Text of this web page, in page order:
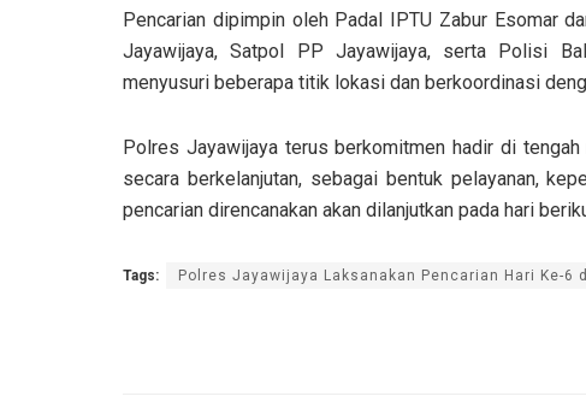
Pencarian dipimpin oleh Padal IPTU Zabur Esomar
Jayawijaya, Satpol PP Jayawijaya, serta Polisi
menyusuri beberapa titik lokasi dan berkoordinasi
Polres Jayawijaya terus berkomitmen hadir di
secara berkelanjutan, sebagai bentuk pelayanan,
pencarian direncanakan akan dilanjutkan pada hari
Tags: Polres Jayawijaya Laksanakan Pencarian Hari Ke-6